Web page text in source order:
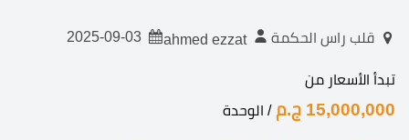
قلب راس الحكمة ahmed ezzat
تبدأ الأسعار من
15,000,000 ج.م / الوحدة